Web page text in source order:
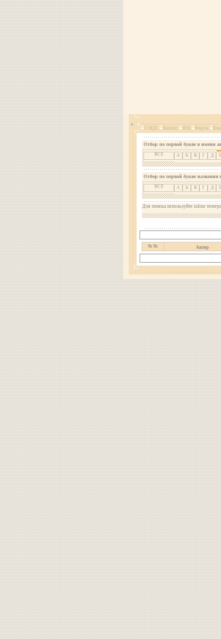
О МДС Каталог RSS Форум
Отбор по первой букве в имени
ВСЕ А Б В Г Д
Отбор по первой букве названия
ВСЕ А Б В Г Д
Для поиска используйте inline
№ № Автор